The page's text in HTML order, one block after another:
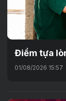
Điểm tựa
01/08/2026 15:57